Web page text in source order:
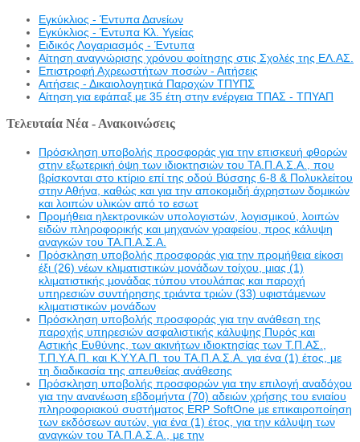
Εγκύκλιος - Έντυπα Δανείων
Εγκύκλιος - Έντυπα Κλ. Υγείας
Eιδικός Λογαριασμός - Έντυπα
Αίτηση αναγνώρισης χρόνου φοίτησης στις Σχολές της ΕΛ.ΑΣ.
Επιστροφή Αχρεωστήτων ποσών - Αιτήσεις
Αιτήσεις - Δικαιολογητικά Παροχών ΤΠΥΠΣ
Αίτηση για εφάπαξ με 35 έτη στην ενέργεια ΤΠΑΣ - ΤΠΥΑΠ
Τελευταία Νέα - Ανακοινώσεις
Πρόσκληση υποβολής προσφοράς για την επισκευή φθορών
στην εξωτερική όψη των ιδιοκτησιών του ΤΑ.Π.Α.Σ.Α., που
βρίσκονται στο κτίριο επί της οδού Βύσσης 6-8 & Πολυκλείτου
στην Αθήνα, καθώς και για την αποκομιδή άχρηστων δομικών
και λοιπών υλικών από το εσωτ
Προμήθεια ηλεκτρονικών υπολογιστών, λογισμικού, λοιπών
ειδών πληροφορικής και μηχανών γραφείου, προς κάλυψη
αναγκών του ΤΑ.Π.Α.Σ.Α.
Πρόσκληση υποβολής προσφοράς για την προμήθεια είκοσι
έξι (26) νέων κλιματιστικών μονάδων τοίχου, μιας (1)
κλιματιστικής μονάδας τύπου ντουλάπας και παροχή
υπηρεσιών συντήρησης τριάντα τριών (33) υφιστάμενων
κλιματιστικών μονάδων
Πρόσκληση υποβολής προσφοράς για την ανάθεση της
παροχής υπηρεσιών ασφαλιστικής κάλυψης Πυρός και
Αστικής Ευθύνης, των ακινήτων ιδιοκτησίας των Τ.Π.ΑΣ.,
Τ.Π.Υ.Α.Π. και Κ.Υ.Υ.Α.Π. του ΤΑ.Π.Α.Σ.Α. για ένα (1) έτος, με
τη διαδικασία της απευθείας ανάθεσης
Πρόσκληση υποβολής προσφορών για την επιλογή αναδόχου
για την ανανέωση εβδομήντα (70) αδειών χρήσης του ενιαίου
πληροφοριακού συστήματος ERP SoftOne με επικαιροποίηση
των εκδόσεων αυτών, για ένα (1) έτος, για την κάλυψη των
αναγκών του ΤΑ.Π.Α.Σ.Α., με την